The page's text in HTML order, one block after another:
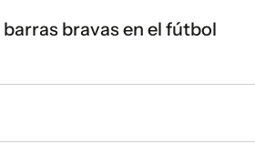
bravas en el fútbol